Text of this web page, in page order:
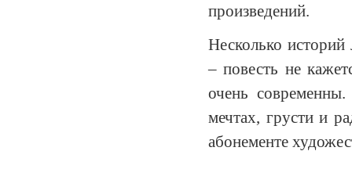
произведений.
Несколько историй
– повесть не
очень
мечтах, грусти и
абонементе